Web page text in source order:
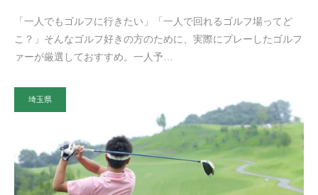
「一人でもゴルフに行きたい」「一人で回れるゴルフ場ってど
こ？」そんなゴルフ好きの方のために、実際にプレーしたゴルフ
ァーが厳選しておすすめ。一人予…
埼玉県